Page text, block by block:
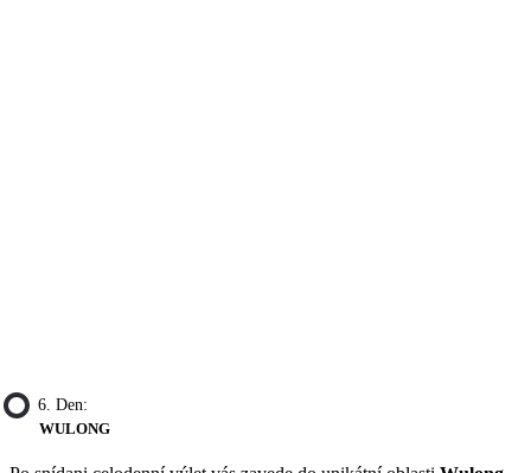
6. Den:
WULONG